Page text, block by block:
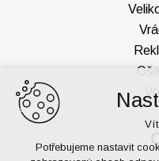
Potřebujeme nastavit